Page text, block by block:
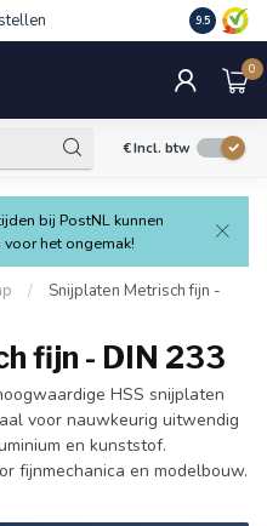
9.5
0
€Incl. btw
bij PostNL kunnen
het ongemak!
/
Snijplaten Metrisch fijn -
fijn - DIN 233
HSS snijplaten
voor nauwkeurig uitwendig
en kunststof.
fijnmechanica en modelbouw.